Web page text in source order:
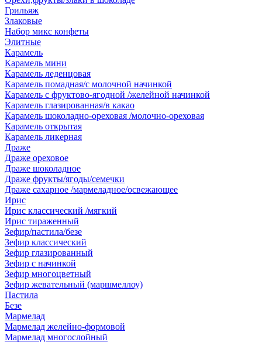
Грильяж
Злаковые
Набор микс конфеты
Элитные
Карамель
Карамель мини
Карамель леденцовая
Карамель помадная/с молочной начинкой
Карамель с фруктово-ягодной /желейной начинкой
Карамель глазированная/в какао
Карамель шоколадно-ореховая /молочно-ореховая
Карамель открытая
Карамель ликерная
Драже
Драже ореховое
Драже шоколадное
Драже фрукты/ягоды/семечки
Драже сахарное /мармеладное/освежающее
Ирис
Ирис классический /мягкий
Ирис тираженный
Зефир/пастила/безе
Зефир классический
Зефир глазированный
Зефир с начинкой
Зефир многоцветный
Зефир жевательный (маршмеллоу)
Пастила
Безе
Мармелад
Мармелад желейно-формовой
Мармелад многослойный